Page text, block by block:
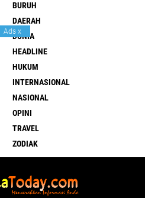
BURUH
DAERAH
DUNIA
HEADLINE
HUKUM
INTERNASIONAL
NASIONAL
OPINI
TRAVEL
ZODIAK
Ads x